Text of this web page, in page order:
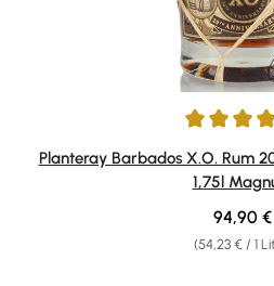
Durchschnittliche Bewertung
Planteray Barbados X.O. Rum
1,75l
(54,23 € / 1
94,90 €